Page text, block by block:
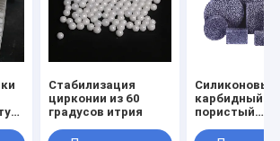
Стабилизация
цирконии из 60
градусов итрия
Силиконовый
карбидный
пористый